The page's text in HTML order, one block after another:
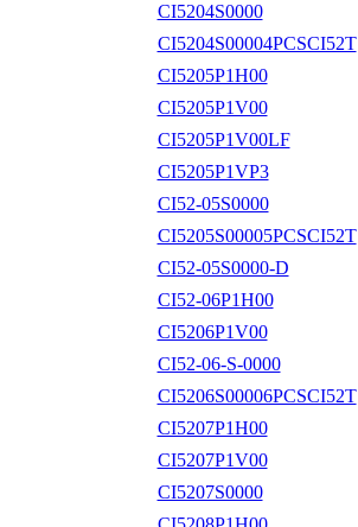
CI5204S0000
CI5204S00004PCSCI52T
CI5205P1H00
CI5205P1V00
CI5205P1V00LF
CI5205P1VP3
CI52-05S0000
CI5205S00005PCSCI52T
CI52-05S0000-D
CI52-06P1H00
CI5206P1V00
CI52-06-S-0000
CI5206S00006PCSCI52T
CI5207P1H00
CI5207P1V00
CI5207S0000